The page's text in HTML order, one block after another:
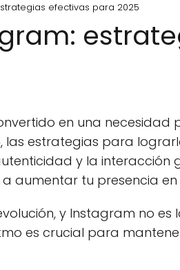
efectivas para 2025
en una
las estrategias para
y la interacción
aumentar tu presencia
y Instagram no
es crucial para